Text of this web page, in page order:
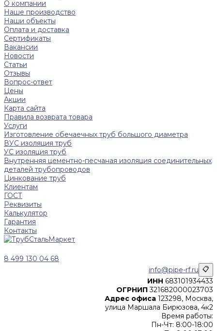
О компании
Наше производство
Наши объекты
Оплата и доставка
Сертификаты
Вакансии
Новости
Статьи
Отзывы
Вопрос-ответ
Цены
Акции
Карта сайта
Правила возврата товара
Услуги
Изготовление обечаечных труб большого диаметра
ВУС изоляция труб
УС изоляция труб
Внутренняя цементно-песчаная изоляция соединительных
деталей трубопроводов
Цинкование труб
Клиентам
ГОСТ
Реквизиты
Калькулятор
Гарантия
Контакты
8 499 130 04 68
info@pipe-rf.ru 📋
ИНН 683101934433
ОГРНИП 321682000023703
Адрес офиса 123298, Москва,
улица Маршала Бирюзова, 4к2
Время работы:
Пн-Чт: 8:00-18:00